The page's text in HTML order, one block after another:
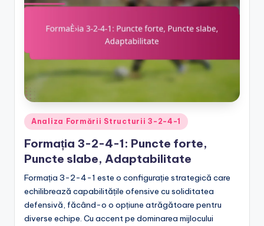
Posted
in
Analiza Formării Structurii 3-2-4-1
Formația 3-2-4-1: Puncte forte,
Puncte slabe, Adaptabilitate
Formația 3-2-4-1 este o configurație strategică care
echilibrează capabilitățile ofensive cu soliditatea
defensivă, făcând-o o opțiune atrăgătoare pentru
diverse echipe. Cu accent pe dominarea mijlocului